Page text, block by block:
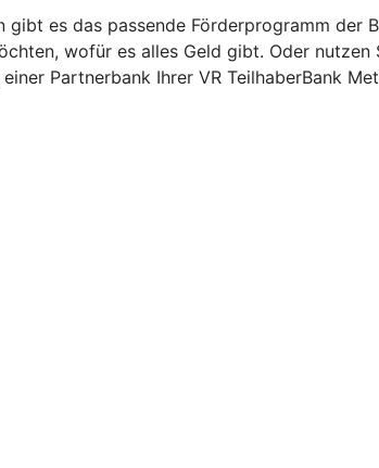
gibt es das passende Förderprogramm der
wofür es alles Geld gibt. Oder
Partnerbank Ihrer VR TeilhaberBank